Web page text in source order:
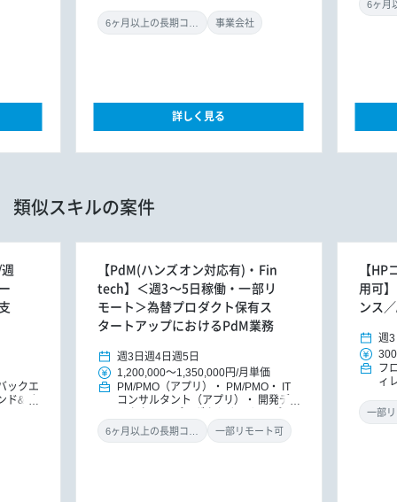
事業会社
詳しく見る
類似スキルの案件
ックエ
ド&バ
【PdM(ハンズオン対応有)・Fin
tech】＜週3～5日稼働・一部リ
モート＞為替プロダクト保有ス
タートアップにおけるPdM業務
週3日 週4日 週5日
1,200,000～1,350,000円/月単価
PM/PMO（アプリ）
PM/PMO
IT
コンサルタント（アプリ）
開発ディ
ダクトマネジャー
一部リモート可
【
用可
ンス
週3
フ
ィ
一部